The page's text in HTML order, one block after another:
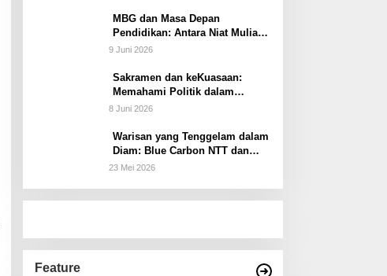
MBG dan Masa Depan
Pendidikan: Antara Niat Mulia
dan Tata Kelola yang Lemah
9 Juni 2026
Sakramen dan keKuasaan:
Memahami Politik dalam
Perspektif Sakramentologi
8 Juni 2026
Warisan yang Tenggelam dalam
Diam: Blue Carbon NTT dan
Janji Ekonomi yang Belum
23 Mei 2026
Feature